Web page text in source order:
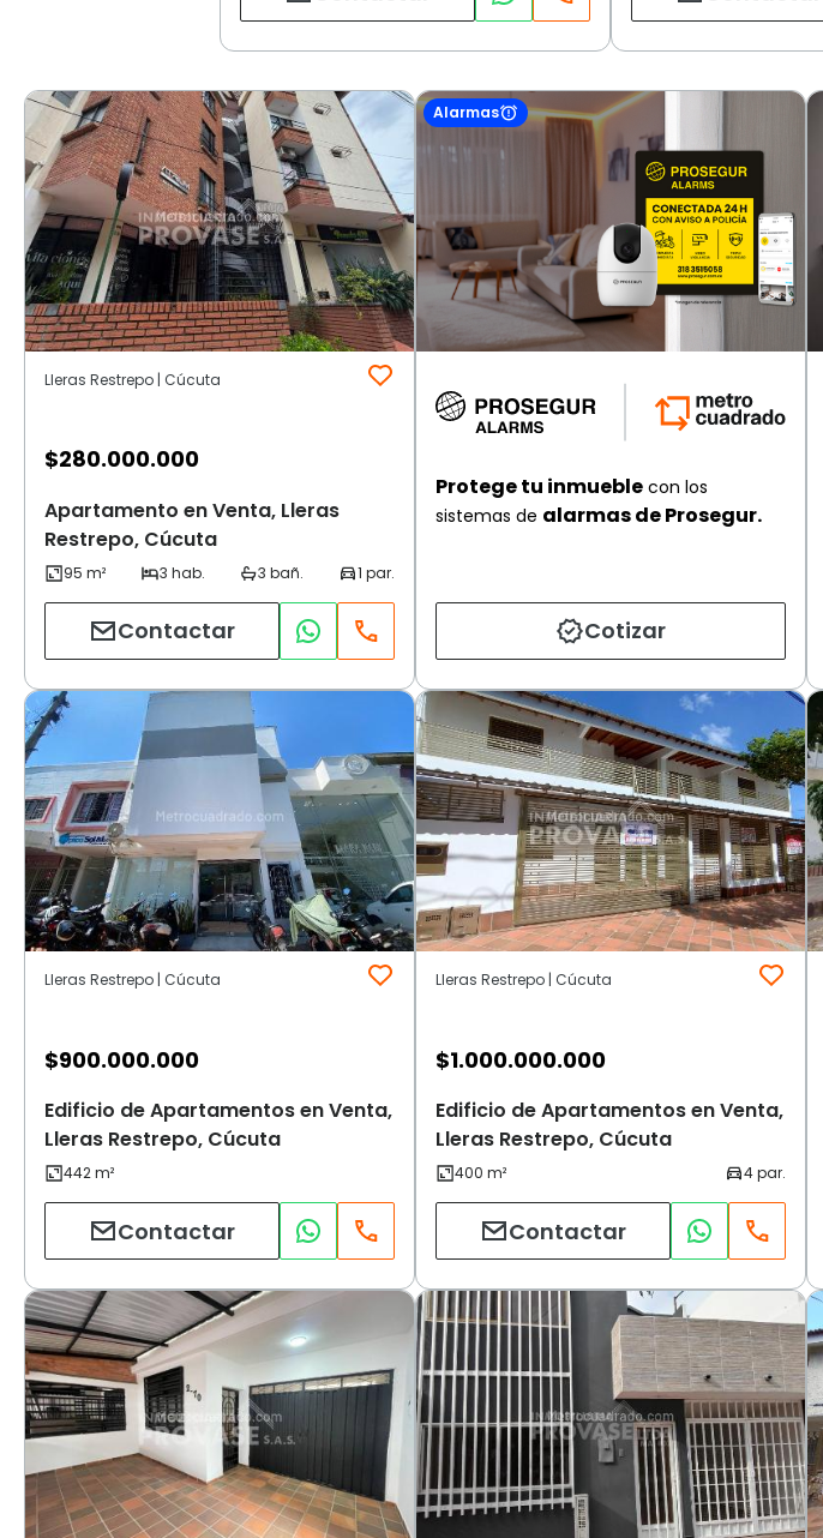
Lleras Restrepo | Cúcuta
$280.000.000
Apartamento en Venta, Lleras
Restrepo, Cúcuta
Contactar
Alarmas
Protege tu inmueble con los
sistemas de alarmas de Prosegur.
Cotizar
Lleras Restrepo | Cúcuta
$900.000.000
Edificio de Apartamentos en Venta,
Lleras Restrepo, Cúcuta
Contactar
Lleras Restrepo | Cúcuta
$1.000.000.000
Edificio de Apartamentos en Venta,
Lleras Restrepo, Cúcuta
Contactar